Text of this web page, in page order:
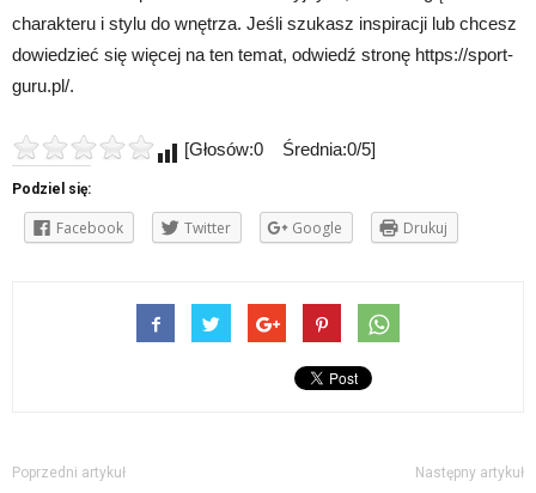
charakteru i stylu do wnętrza. Jeśli szukasz inspiracji lub chcesz
dowiedzieć się więcej na ten temat, odwiedź stronę https://sport-
guru.pl/.
[Głosów:0 Średnia:0/5]
Podziel się:
Facebook Twitter Google Drukuj
Poprzedni artykuł Następny artykuł